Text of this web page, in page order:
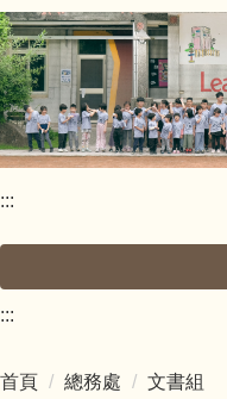
跳
到
主
要
內
容
:::
校長室
:::
首頁 總務處 文書組